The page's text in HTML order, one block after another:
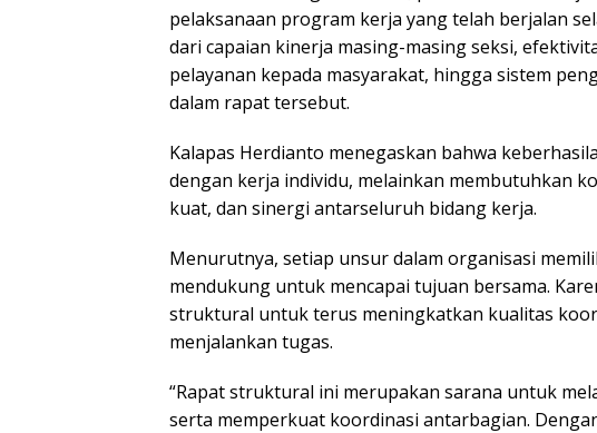
pelaksanaan program kerja yang telah berjalan
dari capaian kinerja masing-masing seksi,
pelayanan kepada masyarakat, hingga sistem
dalam rapat tersebut.
Kalapas Herdianto menegaskan bahwa
dengan kerja individu, melainkan membutuhkan
kuat, dan sinergi antarseluruh bidang kerja.
Menurutnya, setiap unsur dalam organisasi
mendukung untuk mencapai tujuan bersama.
struktural untuk terus meningkatkan kualitas
menjalankan tugas.
“Rapat struktural ini merupakan sarana untuk
serta memperkuat koordinasi antarbagian.